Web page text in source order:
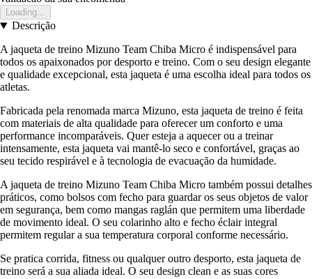
Loading...
Descrição
A jaqueta de treino Mizuno Team Chiba Micro é indispensável para
todos os apaixonados por desporto e treino. Com o seu design elegante
e qualidade excepcional, esta jaqueta é uma escolha ideal para todos os
atletas.
Fabricada pela renomada marca Mizuno, esta jaqueta de treino é feita
com materiais de alta qualidade para oferecer um conforto e uma
performance incomparáveis. Quer esteja a aquecer ou a treinar
intensamente, esta jaqueta vai mantê-lo seco e confortável, graças ao
seu tecido respirável e à tecnologia de evacuação da humidade.
A jaqueta de treino Mizuno Team Chiba Micro também possui detalhes
práticos, como bolsos com fecho para guardar os seus objetos de valor
em segurança, bem como mangas raglán que permitem uma liberdade
de movimento ideal. O seu colarinho alto e fecho éclair integral
permitem regular a sua temperatura corporal conforme necessário.
Se pratica corrida, fitness ou qualquer outro desporto, esta jaqueta de
treino será a sua aliada ideal. O seu design clean e as suas cores